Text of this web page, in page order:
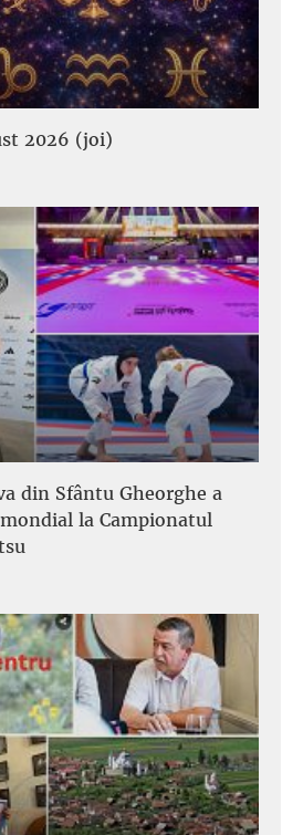
2026 (joi)
din Sfântu Gheorghe a
la Campionatul